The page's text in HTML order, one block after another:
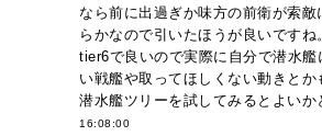
なら前に出過ぎか味方の前衛が索
らかなので引いたほうが良いですね
tier6で良いので実際に自分で潜水
い戦艦や取ってほしくない動きと
潜水艦ツリーを試してみるとよい
16:08:00